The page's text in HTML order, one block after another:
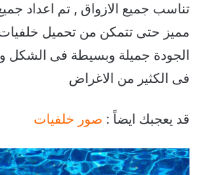
تناسب جميع الازواق , تم اعداد
مميز حتى تتمكن من تحميل خلفيات
الجودة جميلة وبسيطة فى الشكل
فى الكثير من الاغراض
قد يعجبك ايضاً : صور خلفيات